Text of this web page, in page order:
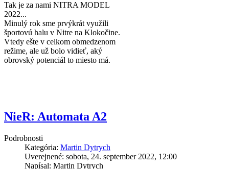
Tak je za nami NITRA MODEL
2022...
Minulý rok sme prvýkrát využili
športovú halu v Nitre na Klokočine.
Vtedy ešte v celkom obmedzenom
režime, ale už bolo vidieť, aký
obrovský potenciál to miesto má.
NieR: Automata A2
Podrobnosti
Kategória: Martin Dytrych
Uverejnené: sobota, 24. september 2022, 12:00
Napísal: Martin Dytrych